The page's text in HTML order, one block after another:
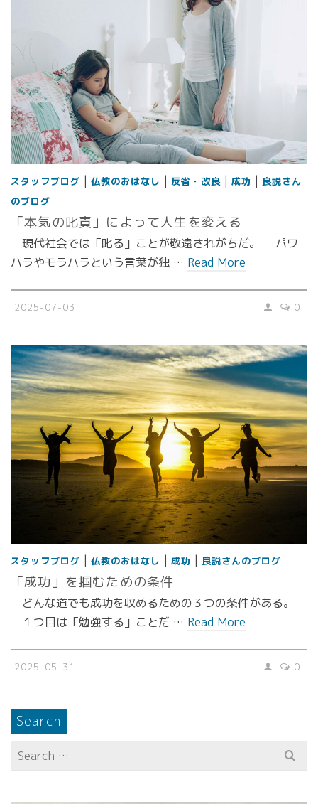
スタッフブログ | 仏教のおはなし | 反省・改良 | 成功 | 良説さん
のブログ
「本気の叱責」によって人生を変える
現代社会では「叱る」ことが敬遠されがちだ。 パワ
ハラやモラハラという言葉が独 … Read More
2025-07-03 0
スタッフブログ | 仏教のおはなし | 成功 | 良説さんのブログ
「成功」を掴むための条件
どんな道でも成功を収めるための３つの条件がある。
１つ目は「勉強する」ことだ … Read More
2025-05-31 0
Search
Search
for: